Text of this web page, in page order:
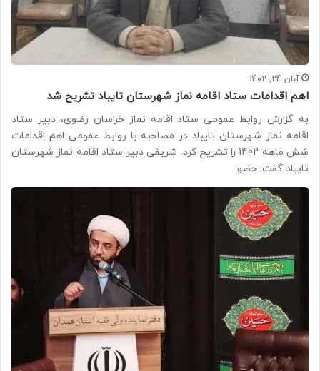
آبان 24, 1402
اهم اقدامات ستاد اقامه نماز شهرستان تایباد تشریح شد
به گزارش روابط عمومی ستاد اقامه نماز خراسان رضوی، دبیر ستاد
اقامه نماز شهرستان تایباد در مصاحبه با روابط عمومی اهم اقدامات
شش ماهه 1402 را تشریح کرد. شریفی دبیر ستاد اقامه نماز شهرستان
تایباد گفت: حضو